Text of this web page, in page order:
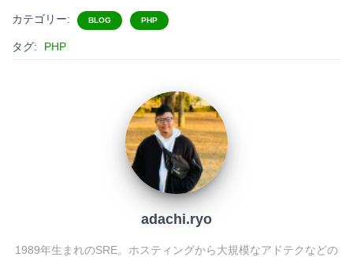
t
e
c n
t
カテゴリー: BLOG PHP
タグ: PHP
adachi.ryo
1989年生まれのSRE。ホスティングから大規模なアドテクなどの